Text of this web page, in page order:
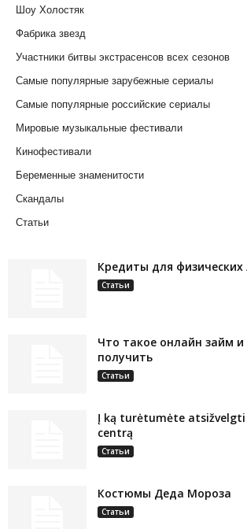
Шоу Холостяк
Фабрика звезд
Участники битвы экстрасенсов всех сезонов
Самые популярные зарубежные сериалы
Самые популярные российские сериалы
Мировые музыкальные фестивали
Кинофестивали
Беременные знаменитости
Скандалы
Статьи
Кредиты для физических
Статьи
Что такое онлайн займ и
получить
Статьи
Į ką turėtumėte
centrą
Статьи
Костюмы Деда Мороза
Статьи